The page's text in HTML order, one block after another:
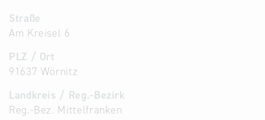
Straße
Am Kreisel 6
PLZ / Ort
91637 Wörnitz
Landkreis / Reg.-Bezirk
Reg.-Bez. Mittelfranken